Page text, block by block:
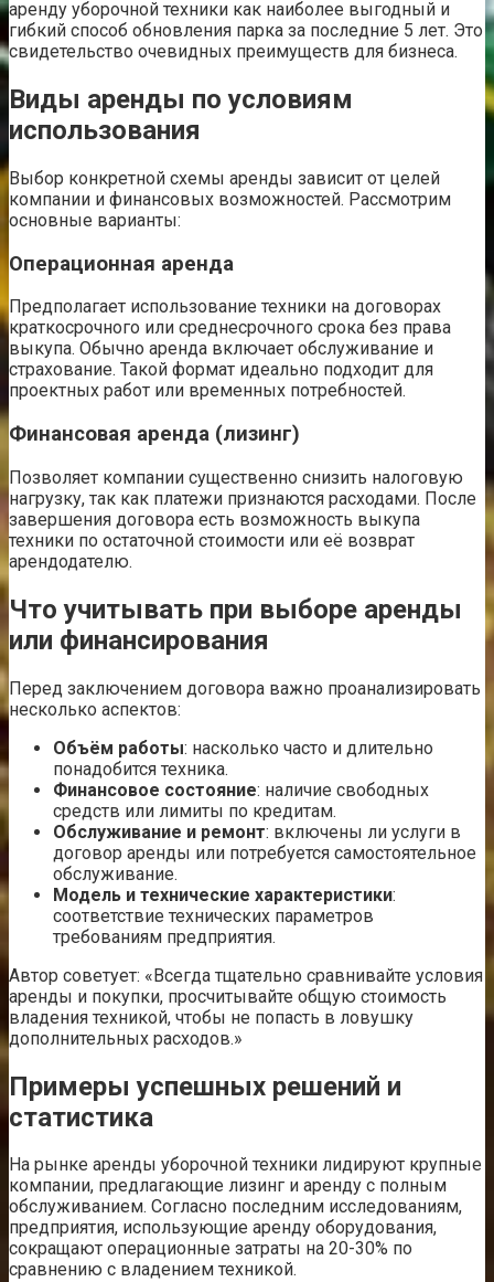
аренду уборочной техники как наиболее выгодный и
гибкий способ обновления парка за последние 5 лет. Это
свидетельство очевидных преимуществ для бизнеса.
Виды аренды по условиям
использования
Выбор конкретной схемы аренды зависит от целей
компании и финансовых возможностей. Рассмотрим
основные варианты:
Операционная аренда
Предполагает использование техники на договорах
краткосрочного или среднесрочного срока без права
выкупа. Обычно аренда включает обслуживание и
страхование. Такой формат идеально подходит для
проектных работ или временных потребностей.
Финансовая аренда (лизинг)
Позволяет компании существенно снизить налоговую
нагрузку, так как платежи признаются расходами. После
завершения договора есть возможность выкупа
техники по остаточной стоимости или её возврат
арендодателю.
Что учитывать при выборе аренды
или финансирования
Перед заключением договора важно проанализировать
несколько аспектов:
Объём работы: насколько часто и длительно
понадобится техника.
Финансовое состояние: наличие свободных
средств или лимиты по кредитам.
Обслуживание и ремонт: включены ли услуги в
договор аренды или потребуется самостоятельное
обслуживание.
Модель и технические характеристики:
соответствие технических параметров
требованиям предприятия.
Автор советует: «Всегда тщательно сравнивайте условия
аренды и покупки, просчитывайте общую стоимость
владения техникой, чтобы не попасть в ловушку
дополнительных расходов.»
Примеры успешных решений и
статистика
На рынке аренды уборочной техники лидируют крупные
компании, предлагающие лизинг и аренду с полным
обслуживанием. Согласно последним исследованиям,
предприятия, использующие аренду оборудования,
сокращают операционные затраты на 20-30% по
сравнению с владением техникой.